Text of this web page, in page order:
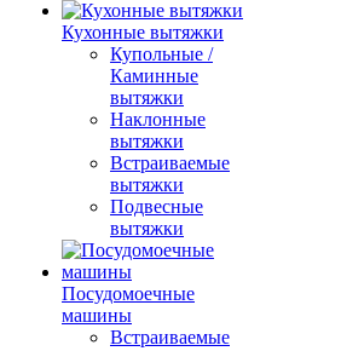
Кухонные вытяжки
Купольные /
Каминные
вытяжки
Наклонные
вытяжки
Встраиваемые
вытяжки
Подвесные
вытяжки
Посудомоечные
машины
Встраиваемые